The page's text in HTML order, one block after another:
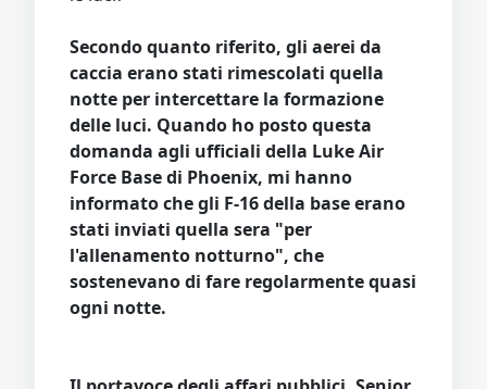
Secondo quanto riferito, gli aerei da
caccia erano stati rimescolati quella
notte per intercettare la formazione
delle luci. Quando ho posto questa
domanda agli ufficiali della Luke Air
Force Base di Phoenix, mi hanno
informato che gli F-16 della base erano
stati inviati quella sera "per
l'allenamento notturno", che
sostenevano di fare regolarmente quasi
ogni notte.